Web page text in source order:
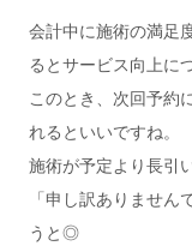
会計中に施術の満足
るとサービス向上に
このとき、次回予約
れるといいですね。
施術が予定より長引
「申し訳ありませ
うと◎